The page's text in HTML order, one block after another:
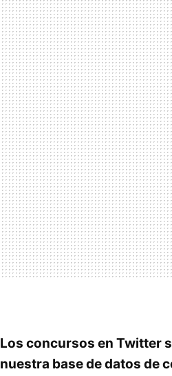
Los concursos en Twitter
nuestra base de datos de